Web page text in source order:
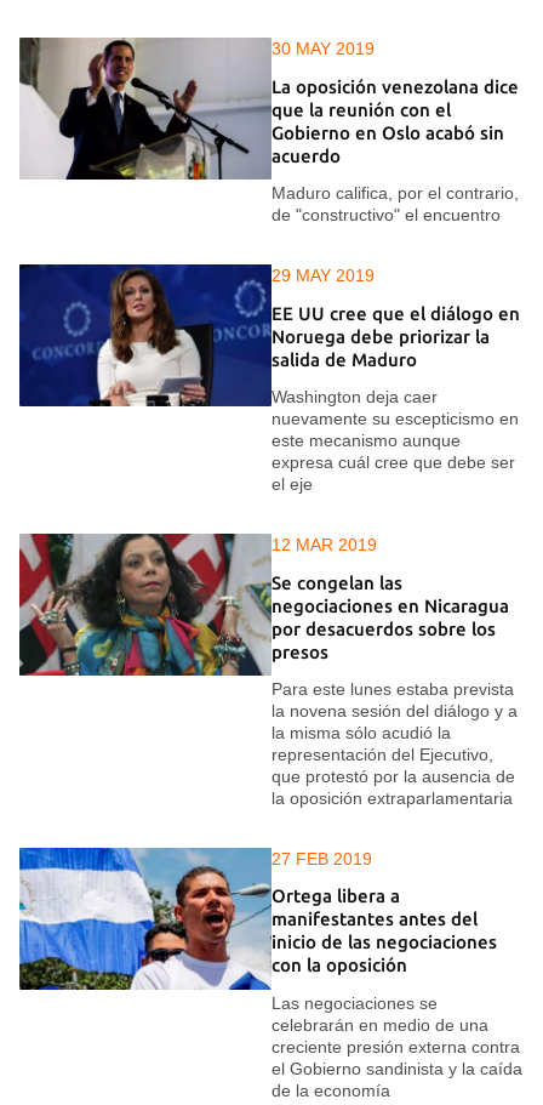
30 MAY 2019
La oposición venezolana dice
que la reunión con el
Gobierno en Oslo acabó sin
acuerdo
Maduro califica, por el contrario,
de "constructivo" el encuentro
29 MAY 2019
EE UU cree que el diálogo en
Noruega debe priorizar la
salida de Maduro
Washington deja caer
nuevamente su escepticismo en
este mecanismo aunque
expresa cuál cree que debe ser
el eje
12 MAR 2019
Se congelan las
negociaciones en Nicaragua
por desacuerdos sobre los
presos
Para este lunes estaba prevista
la novena sesión del diálogo y a
la misma sólo acudió la
representación del Ejecutivo,
que protestó por la ausencia de
la oposición extraparlamentaria
27 FEB 2019
Ortega libera a
manifestantes antes del
inicio de las negociaciones
con la oposición
Las negociaciones se
celebrarán en medio de una
creciente presión externa contra
el Gobierno sandinista y la caída
de la economía